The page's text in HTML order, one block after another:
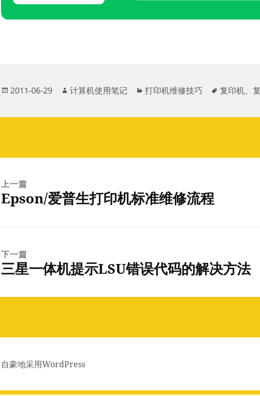
发
于
2011-06-29
作
计算机使用笔记
分
打印机维修技巧
标
复印机、
上一篇
上
文
Epson/爱普生打印机标准维修流程
下一篇
下
文
三星一体机提示LSU错误代码的解决方法
自豪地采用WordPress